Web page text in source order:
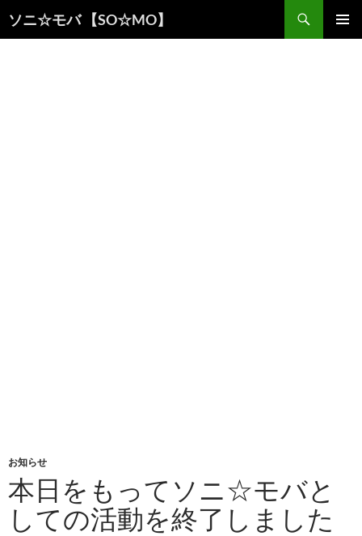
ソニ☆モバ 【SO☆MO】
索
お知らせ
本日をもってソニ☆モバと
しての活動を終了しました